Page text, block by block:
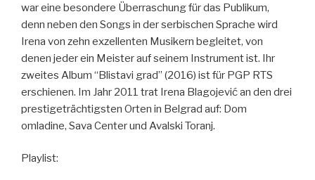
war eine besondere Überraschung für das Publikum,
denn neben den Songs in der serbischen Sprache wird
Irena von zehn exzellenten Musikern begleitet, von
denen jeder ein Meister auf seinem Instrument ist. Ihr
zweites Album “Blistavi grad” (2016) ist für PGP RTS
erschienen. Im Jahr 2011 trat Irena Blagojević an den drei
prestigeträchtigsten Orten in Belgrad auf: Dom
omladine, Sava Center und Avalski Toranj.
Playlist: